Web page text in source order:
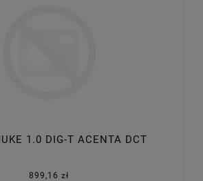
1.0 DIG-T ACENTA DCT
899,16 zł